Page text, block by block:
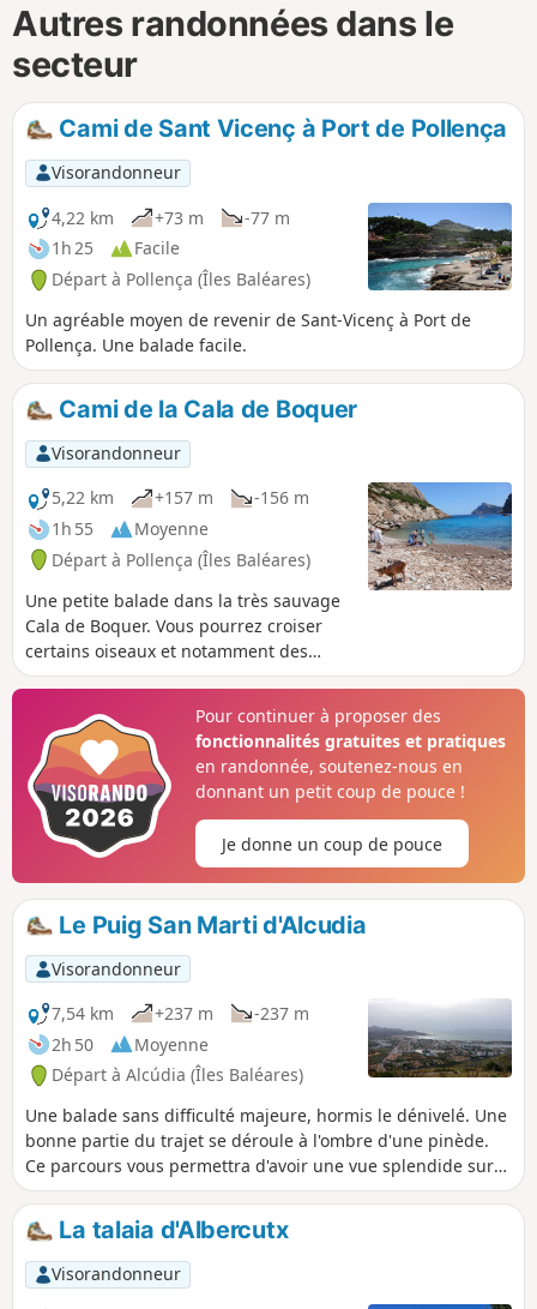
Autres randonnées dans le
secteur
Cami de Sant Vicenç à Port de Pollença
Visorandonneur
4,22 km
+73 m
-77 m
1h 25
Facile
Départ à Pollença (Îles Baléares)
Un agréable moyen de revenir de Sant-Vicenç à Port de
Pollença. Une balade facile.
Cami de la Cala de Boquer
Visorandonneur
5,22 km
+157 m
-156 m
1h 55
Moyenne
Départ à Pollença (Îles Baléares)
Une petite balade dans la très sauvage
Cala de Boquer. Vous pourrez croiser
certains oiseaux et notamment des
aigles.
Pour continuer à proposer des
fonctionnalités gratuites et pratiques
en randonnée, soutenez-nous en
donnant un petit coup de pouce !
Je donne un coup de pouce
Le Puig San Marti d'Alcudia
Visorandonneur
7,54 km
+237 m
-237 m
2h 50
Moyenne
Départ à Alcúdia (Îles Baléares)
Une balade sans difficulté majeure, hormis le dénivelé. Une
bonne partie du trajet se déroule à l'ombre d'une pinède.
Ce parcours vous permettra d'avoir une vue splendide sur
la péninsule d'Alcudia à Majorque.
La talaia d'Albercutx
Visorandonneur